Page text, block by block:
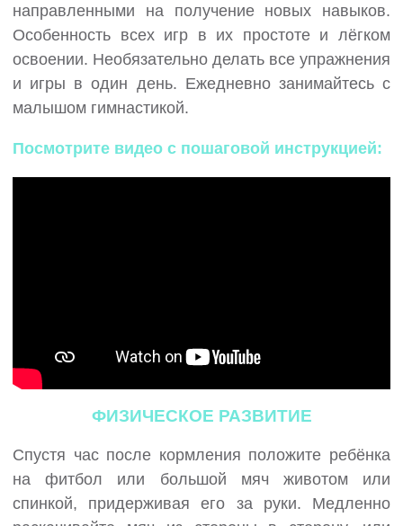
направленными на получение новых навыков.
Особенность всех игр в их простоте и лёгком
освоении. Необязательно делать все упражнения
и игры в один день. Ежедневно занимайтесь с
малышом гимнастикой.
Посмотрите видео с пошаговой инструкцией:
ФИЗИЧЕСКОЕ РАЗВИТИЕ
Спустя час после кормления положите ребёнка
на фитбол или большой мяч животом или
спинкой, придерживая его за руки. Медленно